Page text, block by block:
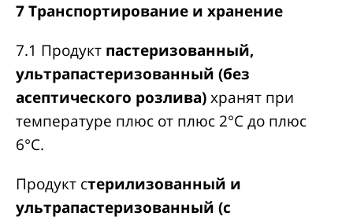
7 Транспортирование и хранение
7.1 Продукт пастеризованный,
ультрапастеризованный (без
асептического розлива)хранят при
температуре плюс от плюс 2°С до плюс
6°С.
Продукт стерилизованный и
ультрапастеризованный (с